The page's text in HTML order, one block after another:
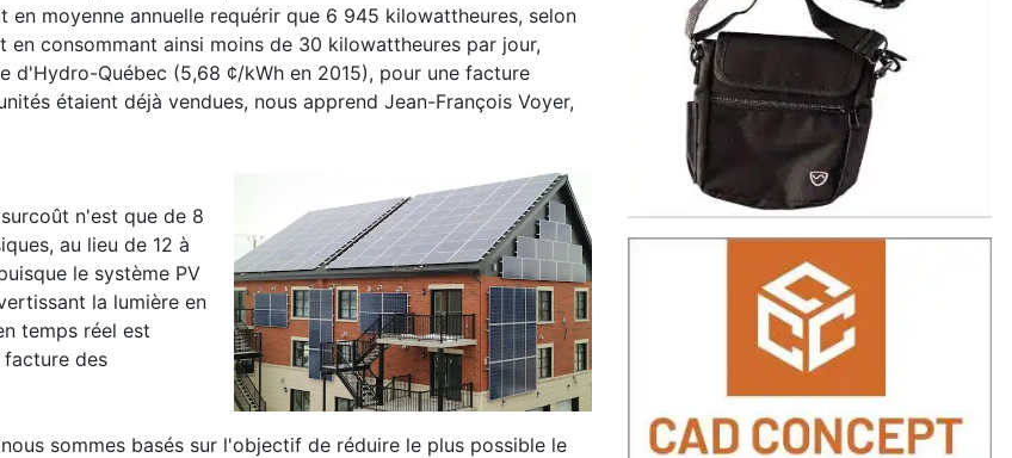
moyenne annuelle requérir que 6 945 kilowattheures, selon
consommant ainsi moins de 30 kilowattheures par jour,
Québec (5,68 ¢/kWh en 2015), pour une facture
étaient déjà vendues, nous apprend Jean-François Voyer,
n'est que de 8
au lieu de 12 à
le système PV
la lumière en
temps réel est
des
sommes basés sur l'objectif de réduire le plus possible le